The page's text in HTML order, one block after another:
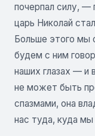
почерпал силу, —
царь Николай
Больше этого мы
будем с ним
наших глазах — и
не может быть
спазмами, она
нас туда, куда